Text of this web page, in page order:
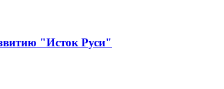
"Исток Руси"